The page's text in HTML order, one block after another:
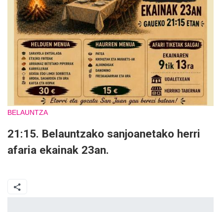
BELAUNTZA
21:15. Belauntzako sanjoanetako herri
afaria ekainak 23an.